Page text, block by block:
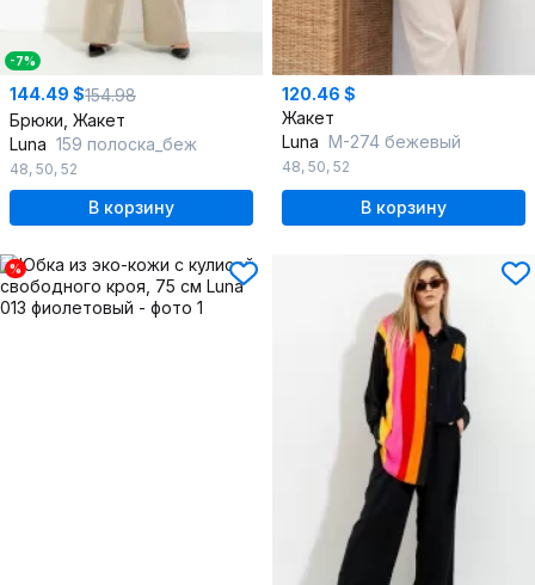
-7%
144.49 $154.98
Брюки, Жакет
Luna 159 полоска_беж
48, 50, 52
В корзину
120.46 $
Жакет
Luna М-274 бежевый
48, 50, 52
В корзину
%